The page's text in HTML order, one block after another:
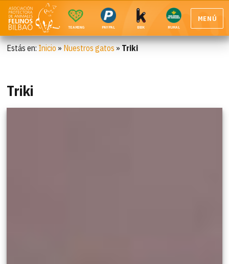
TEAMING PAYPAL BBK RURAL
MENÚ
Estás en: Inicio » Nuestros gatos » Triki
Triki